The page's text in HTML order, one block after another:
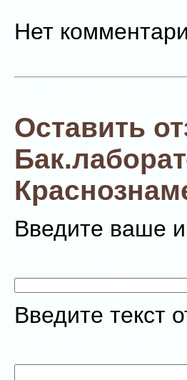
Нет
Оставить
Введите ваше
Введите текст